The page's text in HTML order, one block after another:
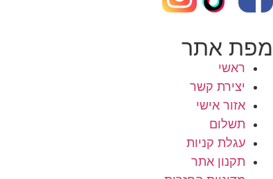
מפת אתר
ראשי
יצירת קשר
אזור אישי
תשלום
עגלת קניות
תקנון אתר